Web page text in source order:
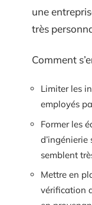
une
très
Comment
Limiter les
employés
Former les
semblent
Mettre en
vérification